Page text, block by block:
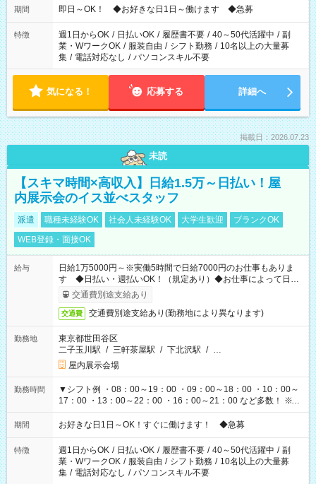
期間 即日～OK！ ◆お好きな日1日～働けます ◆急募
特徴 週1日からOK / 日払いOK / 履歴書不要 / 40～50代活躍中 / 副
業・WワークOK / 服装自由 / シフト勤務 / 10名以上の大量募
集 / 電話対応なし / パソコンスキル不要
気になる！ 応募する 詳細へ
掲載日：2026.07.23
未読
【スキマ時間×高収入】日給1.5万～日払い！屋
内展示会のイス並べスタッフ
派遣 職種未経験OK 社会人未経験OK 大学生歓迎
ブランクOK
WEB登録・面接OK
給与
日給1万5000円～※実働5時間で日給7000円のお仕事もありま
す ◆日払い・週払いOK！（規定あり）◆お仕事によって日給
も異なります
交通費別途支給あり
交通費 交通費別途支給あり(勤務地により異なります)
勤務地
東京都世田谷区
二子玉川駅 / 三軒茶屋駅 / 下北沢駅 / …
屋内展示会場
勤務時間
▼シフト例 ・08：00～19：00 ・09：00～18：00 ・10：00～
17：00 ・13：00～22：00 ・16：00～21：00 など多数！ ※お
仕事により勤務時間が異なります
期間 お好きな日1日～OK！すぐに働けます！ ◆急募
特徴 週1日からOK / 日払いOK / 履歴書不要 / 40～50代活躍中 / 副
業・WワークOK / 服装自由 / シフト勤務 / 10名以上の大量募
集 / 電話対応なし / パソコンスキル不要